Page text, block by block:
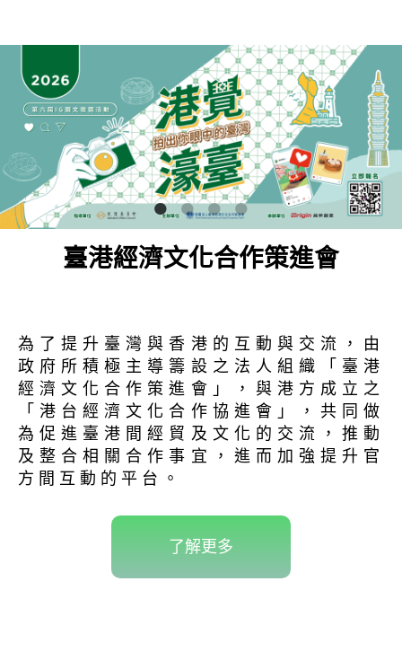
臺港經濟文化合作策進會
為了提升臺灣與香港的互動與交流，由
政府所積極主導籌設之法人組織「臺港
經濟文化合作策進會」，與港方成立之
「港台經濟文化合作協進會」，共同做
為促進臺港間經貿及文化的交流，推動
及整合相關合作事宜，進而加強提升官
方間互動的平台。
了解更多